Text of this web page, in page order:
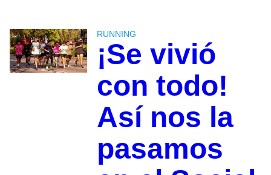
RUNNING
¡Se vivió
con todo!
Así nos la
pasamos